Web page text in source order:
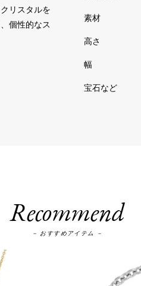
リスタルを
個性的なス
Recommend
－ おすすめアイテム －